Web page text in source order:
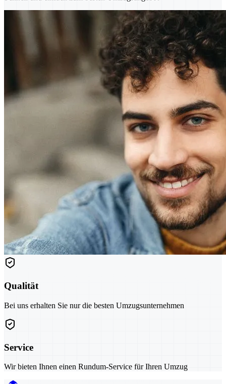
Qualität
Bei uns erhalten Sie nur die besten Umzugsunternehmen
Service
Wir bieten Ihnen einen Rundum-Service für Ihren Umzug